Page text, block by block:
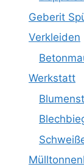
Geberit
Verkleiden
Werkstatt